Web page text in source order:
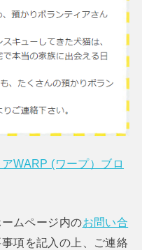
WARP (ワープ）ブロ
ムページ内のお問い合
項を記入の上、ご連絡